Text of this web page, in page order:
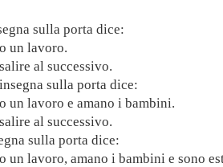
sulla porta dice:
un lavoro.
al successivo.
sulla porta dice:
un lavoro e amano i bambini.
al successivo.
sulla porta dice:
un lavoro, amano i bambini e sono